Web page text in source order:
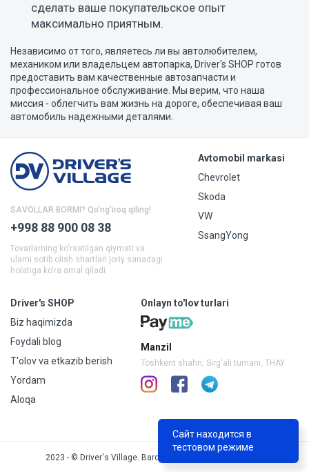
Сайт находится в
тестовом режиме
сделать ваше покупательское опыт
максимально приятным.
Независимо от того, являетесь ли вы автолюбителем,
механиком или владельцем автопарка, Driver's SHOP готов
предоставить вам качественные автозапчасти и
профессиональное обслуживание. Мы верим, что наша
миссия - облегчить вам жизнь на дороге, обеспечивая ваш
автомобиль надежными деталями.
SAVOLLAR BORMI? Qo'ng'iroq qiling!
+998 88 900 08 38
Tovarlarning ko'rsatilgan qiymati va
ularni sotib olish shartlari joriy sanadagi
holatiga ko'ra amal qiladi.
Avtomobil markasi
Chevrolet
Skoda
VW
SsangYong
Driver's SHOP
Biz haqimizda
Foydali blog
T'olov va etkazib berish
Yordam
Aloqa
Onlayn to'lov turlari
Manzil
Toshkent shahri, Sirg'ali tumani, THAY
2023 - © Driver's Village. Barcha huquqlar himoyalangan.